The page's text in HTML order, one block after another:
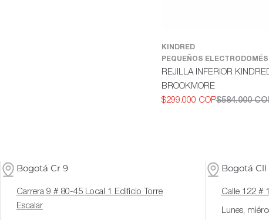
KINDRED
PEQUEÑOS
REJILLA INFERIOR
BROOKMORE
Precio
$299.000 COP
Precio
$584.000
Bogotá Cr 9
Carrera 9 # 80-45 Local 1 Edificio Torre
Escalar
Bogotá Cll
Calle 122 #
Lunes,